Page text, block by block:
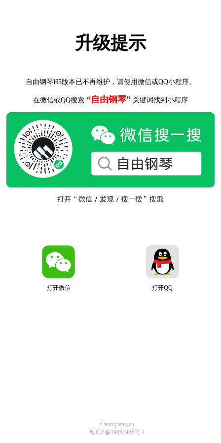
升级提示
自由钢琴H5版本已不再维护，请使用微信或QQ小程序。
在微信或QQ搜索 “自由钢琴” 关键词找到小程序
打开微信 打开QQ
©autopiano.cn
粤ICP备19061906号-1